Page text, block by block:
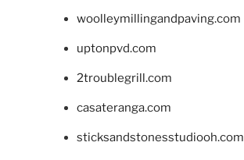
woolleymillingandpaving.com
uptonpvd.com
2troublegrill.com
casateranga.com
sticksandstonesstudiooh.com